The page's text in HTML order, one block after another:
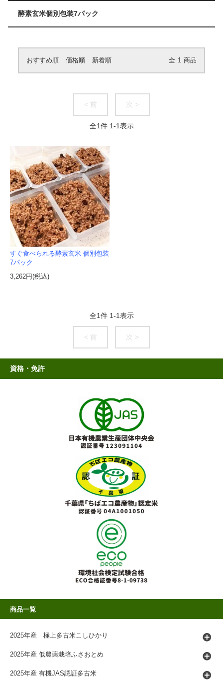
酵素玄米個別包装7パック
おすすめ順 価格順 新着順 全 1 商品
< 前 次 >
全1件 1-1表示
すぐ食べられる酵素玄米 個別包装
7パック
3,262円(税込)
全1件 1-1表示
< 前 次 >
資格・免許
商品一覧
2025年産 極上多古米こしひかり
2025年産 低農薬栽培ふさおとめ
2025年産 有機JAS認証多古米